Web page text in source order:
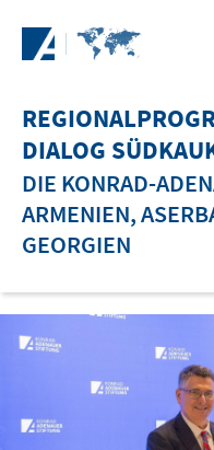
DIALOG
DIE KONRAD-
ARMENIEN,
GEORGIEN